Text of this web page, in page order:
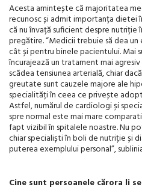
Acesta amintește că majoritatea
recunosc și admit importanța dietei
că nu învață suficient despre
pregătire. “Medicii trebuie să dea
cât și pentru binele pacientului. Mai
încurajează un tratament mai
scădea tensiunea arterială, chiar
greutate sunt cauzele majore ale
specialități în ceea ce privește
Astfel, numărul de cardiologi și
spre normal este mai mare
fapt vizibil în spitalele noastre. Nu
chiar specialiști în boli de nutriție și
puterea exemplului personal”,
Cine sunt persoanele cărora li